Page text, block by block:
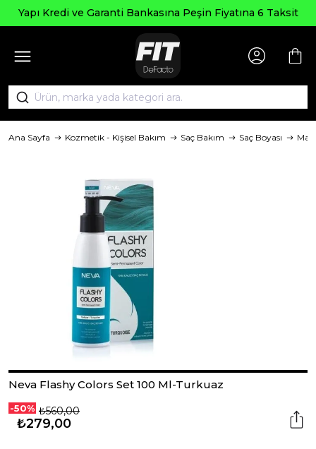
Yapı Kredi ve Garanti Bankasına Peşin Fiyatına 6 Taksit
Ana Sayfa Kozmetik - Kişisel Bakım Saç Bakım Saç Boyası
Neva Flashy Colors Set 100 Ml-Turkuaz
-50% ₺560,00
₺279,00